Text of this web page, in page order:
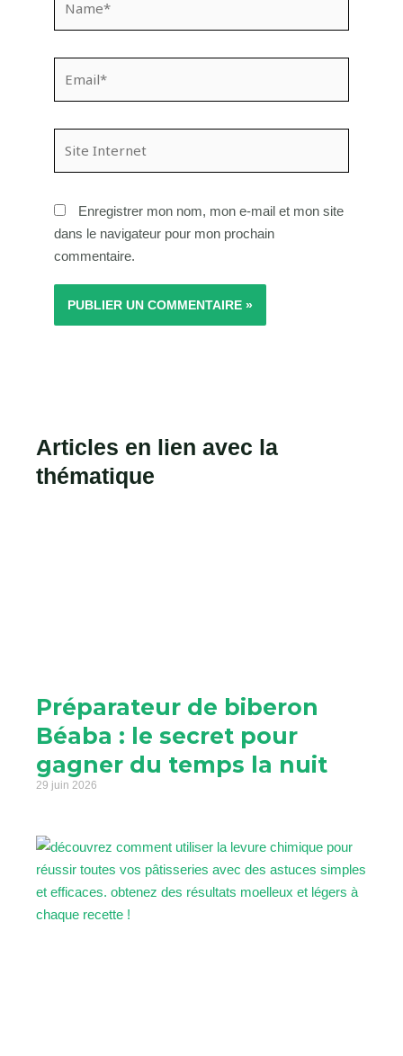
Enregistrer mon nom, mon e-mail et mon site
dans le navigateur pour mon prochain
commentaire.
Articles en lien avec la
thématique
Préparateur de biberon
Béaba : le secret pour
gagner du temps la nuit
29 juin 2026